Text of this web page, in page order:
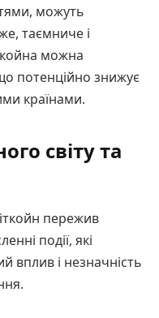
можуть
таємниче і
можна
потенційно знижує
країнами.
світу та
пережив
події, які
вплив і незначність